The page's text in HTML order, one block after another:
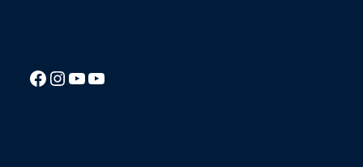
Посилання на Facebook сторінку ліцею
Instagram
Посилання на YouTube канал ліцеюПосилання на YouTube канал ліцею